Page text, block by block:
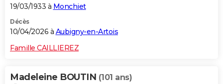
19/03/1933 à Monchiet
Décès
10/04/2026 à Aubigny-en-Artois
Famille CAILLIEREZ
Madeleine BOUTIN (101 ans)